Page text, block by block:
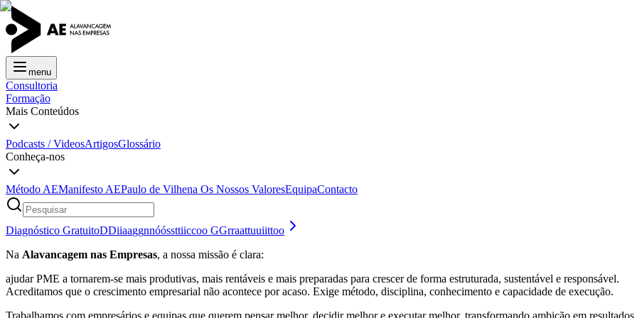
menu
Consultoria
Formação
Mais Conteúdos
Podcasts / VideosArtigosGlossário
Conheça-nos
Método AEManifesto AEPaulo de Vilhena Os Nossos ValoresEquipaContacto
Diagnóstico GratuitoDDiiaaggnnóóssttiiccoo GGrraattuuiittoo
Na Alavancagem nas Empresas, a nossa missão é clara:
ajudar PME a tornarem-se mais produtivas, mais rentáveis e mais preparadas para crescer de forma estruturada, sustentável e responsável.
Acreditamos que o crescimento empresarial não acontece por acaso. Exige método, disciplina, conhecimento e capacidade de execução.
Trabalhamos com empresários e equipas que querem pensar melhor, decidir melhor e executar melhor, transformando ambição em resultados